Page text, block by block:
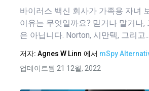
바이러스 백신 회사가 가족용 자녀
이유는 무엇일까요? 믿거나 말거나,
은 아닙니다. Norton, 시만텍, 그리고...
저자: Agnes W Linn 에서 mSpy
업데이트됨 21 12월, 2022